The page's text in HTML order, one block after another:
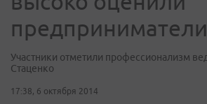
предприниматели
Участники отметили профессионализм
Стаценко
17:38, 6 октября 2014